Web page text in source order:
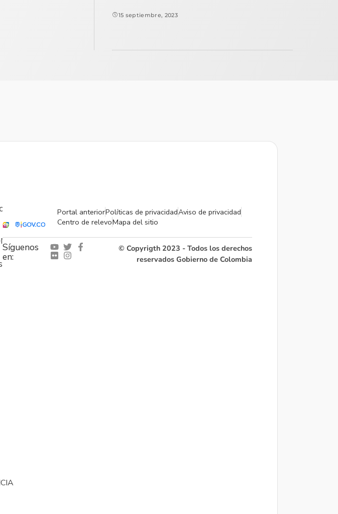
15 septiembre, 2023
Portal anteriorPolíticas de privacidadAviso de privacidad
Centro de relevoMapa del sitio
Síguenos
en:
© Copyrigth 2023 - Todos los derechos
reservados Gobierno de Colombia